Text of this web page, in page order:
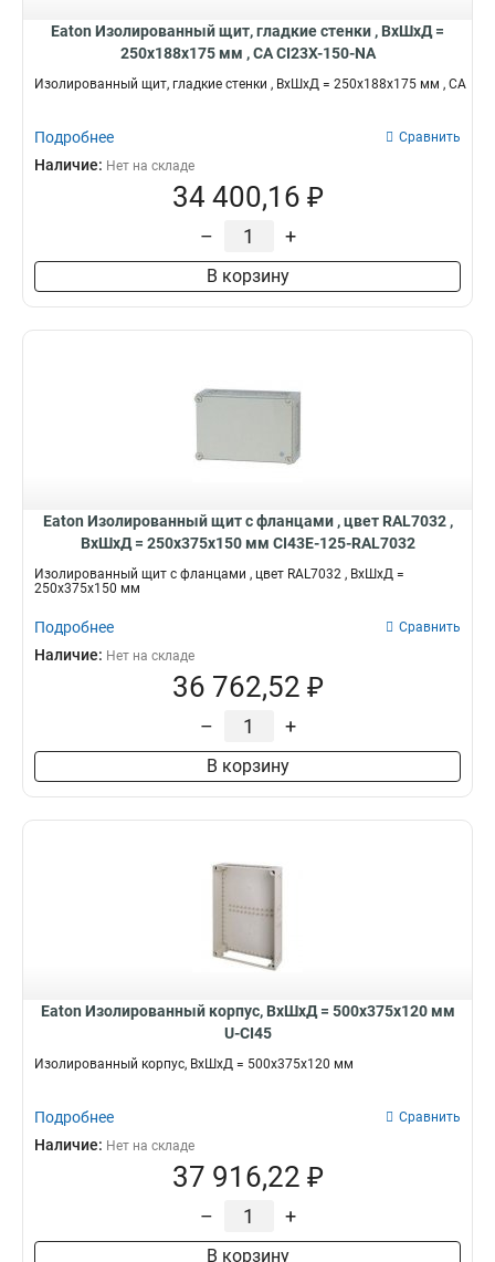
Eaton Изолированный щит, гладкие стенки , ВхШхД =
250x188x175 мм , СА CI23X-150-NA
Изолированный щит, гладкие стенки , ВхШхД = 250x188x175 мм , СА
Подробнее Сравнить
Наличие: Нет на складе
34 400,16 ₽
– +
В корзину
Eaton Изолированный щит с фланцами , цвет RAL7032 ,
ВхШхД = 250x375x150 мм CI43E-125-RAL7032
Изолированный щит с фланцами , цвет RAL7032 , ВхШхД =
250x375x150 мм
Подробнее Сравнить
Наличие: Нет на складе
36 762,52 ₽
– +
В корзину
Eaton Изолированный корпус, ВхШхД = 500x375x120 мм
U-CI45
Изолированный корпус, ВхШхД = 500x375x120 мм
Подробнее Сравнить
Наличие: Нет на складе
37 916,22 ₽
– +
В корзину